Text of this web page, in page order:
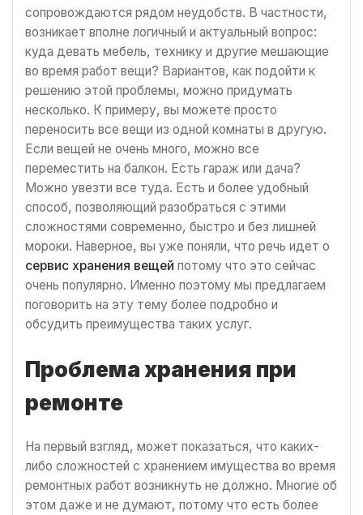
сопровождаются рядом неудобств. В частности,
возникает вполне логичный и актуальный вопрос:
куда девать мебель, технику и другие мешающие
во время работ вещи? Вариантов, как подойти к
решению этой проблемы, можно придумать
несколько. К примеру, вы можете просто
переносить все вещи из одной комнаты в другую.
Если вещей не очень много, можно все
переместить на балкон. Есть гараж или дача?
Можно увезти все туда. Есть и более удобный
способ, позволяющий разобраться с этими
сложностями современно, быстро и без лишней
мороки. Наверное, вы уже поняли, что речь идет о
сервис хранения вещей потому что это сейчас
очень популярно. Именно поэтому мы предлагаем
поговорить на эту тему более подробно и
обсудить преимущества таких услуг.
Проблема хранения при
ремонте
На первый взгляд, может показаться, что каких-
либо сложностей с хранением имущества во время
ремонтных работ возникнуть не должно. Многие об
этом даже и не думают, потому что есть более